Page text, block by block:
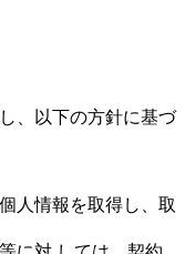
、以下の方針に基づ
人情報を取得し、取